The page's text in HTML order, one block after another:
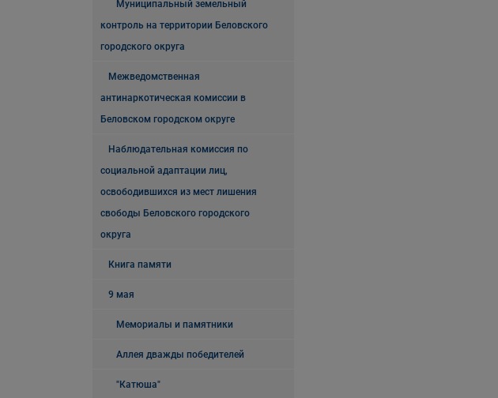
Муниципальный земельный
контроль на территории Беловского
городского округа
Межведомственная
антинаркотическая комиссии в
Беловском городском округе
Наблюдательная комиссия по
социальной адаптации лиц,
освободившихся из мест лишения
свободы Беловского городского
округа
Книга памяти
9 мая
Мемориалы и памятники
Аллея дважды победителей
"Катюша"